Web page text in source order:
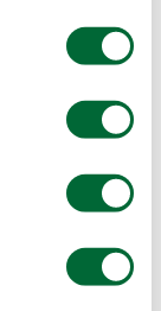
In de
het horeca-